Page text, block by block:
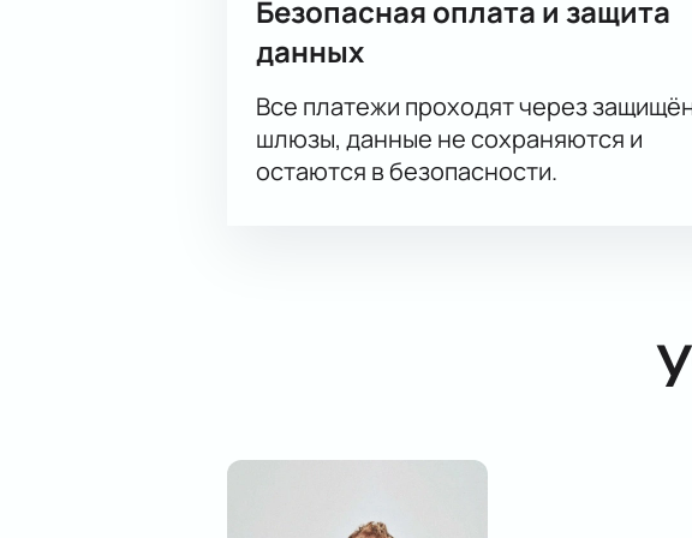
Безопасная оплата и защита
данных
Все платежи проходят через
шлюзы, данные не сохраняются и
остаются в безопасности.